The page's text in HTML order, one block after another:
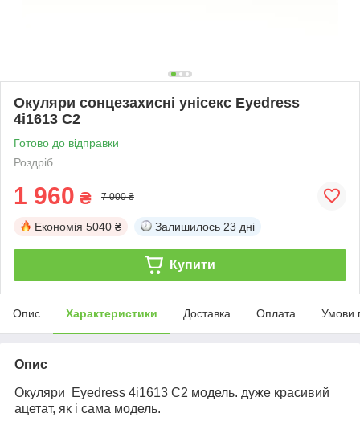
Окуляри сонцезахисні унісекс Eyedress
4i1613 C2
Готово до відправки
Роздріб
1 960 ₴ 7 000 ₴
Економія 5040 ₴ Залишилось 23 дні
Купити
Опис Характеристики Доставка Оплата Умови
Опис
Окуляри Eyedress 4i1613 C2 модель. дуже красивий
ацетат, як і сама модель.